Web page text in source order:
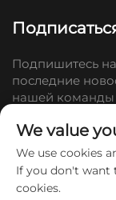
Подпишитесь
последние
нашей команды
We value
We use cookies
If you don't want
cookies.